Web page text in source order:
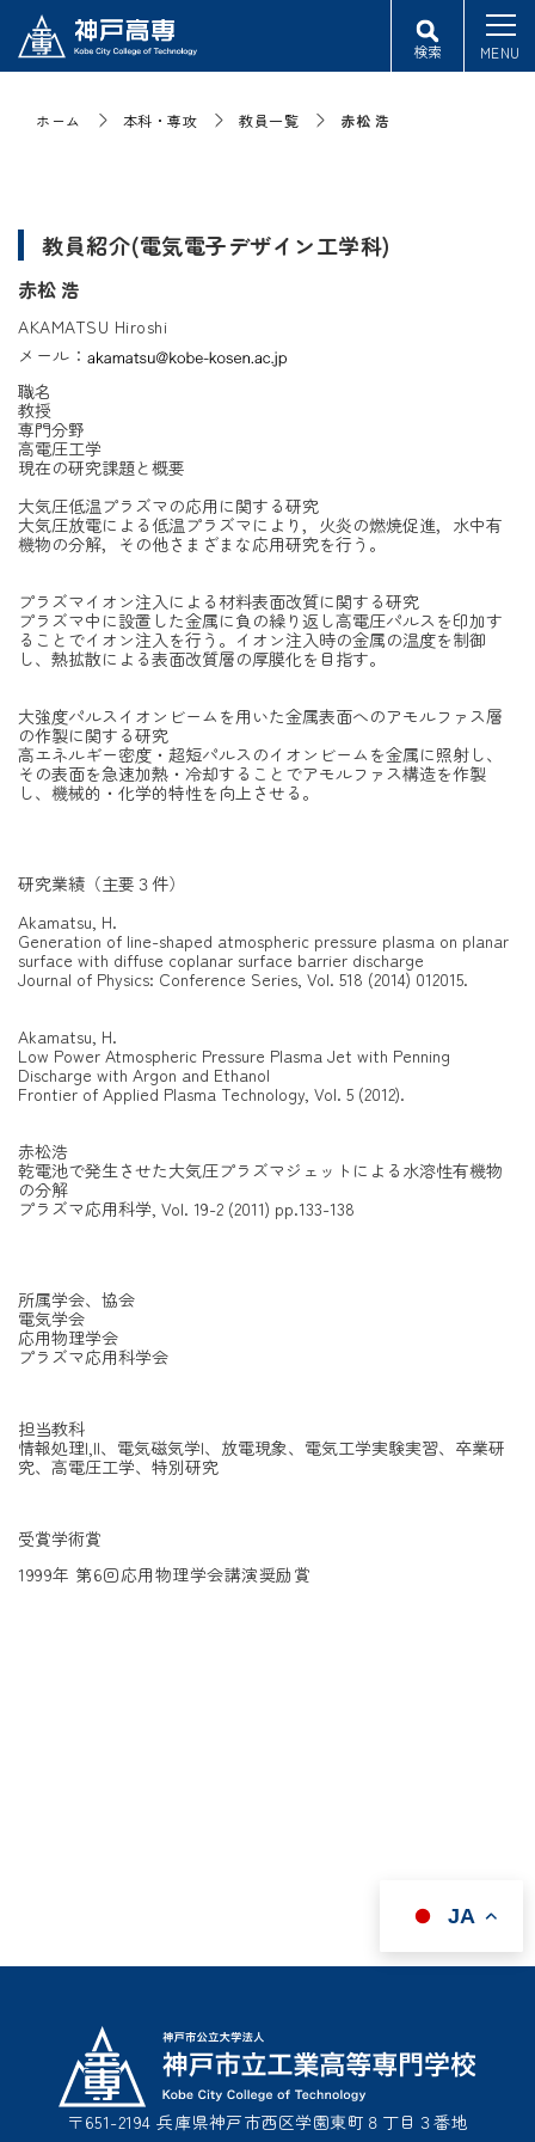
検索 MENU
ホーム 本科・専攻 教員一覧 赤松 浩
教員紹介(電気電子デザイン工学科)
赤松 浩
AKAMATSU Hiroshi
メール：
職名
教授
専門分野
高電圧工学
現在の研究課題と概要
大気圧低温プラズマの応用に関する研究
大気圧放電による低温プラズマにより，火炎の燃焼促進，水中有
機物の分解，その他さまざまな応用研究を行う。
プラズマイオン注入による材料表面改質に関する研究
プラズマ中に設置した金属に負の繰り返し高電圧パルスを印加す
ることでイオン注入を行う。イオン注入時の金属の温度を制御
し、熱拡散による表面改質層の厚膜化を目指す。
大強度パルスイオンビームを用いた金属表面へのアモルファス層
の作製に関する研究
高エネルギー密度・超短パルスのイオンビームを金属に照射し、
その表面を急速加熱・冷却することでアモルファス構造を作製
し、機械的・化学的特性を向上させる。
研究業績（主要３件）
Akamatsu, H.
Generation of line-shaped atmospheric pressure plasma on planar
surface with diffuse coplanar surface barrier discharge
Journal of Physics: Conference Series, Vol. 518 (2014) 012015.
Akamatsu, H.
Low Power Atmospheric Pressure Plasma Jet with Penning
Discharge with Argon and Ethanol
Frontier of Applied Plasma Technology, Vol. 5 (2012).
赤松浩
乾電池で発生させた大気圧プラズマジェットによる水溶性有機物
の分解
プラズマ応用科学, Vol. 19-2 (2011) pp.133-138
所属学会、協会
電気学会
応用物理学会
プラズマ応用科学会
担当教科
情報処理I,II、電気磁気学I、放電現象、電気工学実験実習、卒業研
究、高電圧工学、特別研究
受賞学術賞
1999年 第6回応用物理学会講演奨励賞
JA
〒651-2194 兵庫県神戸市西区学園東町８丁目３番地